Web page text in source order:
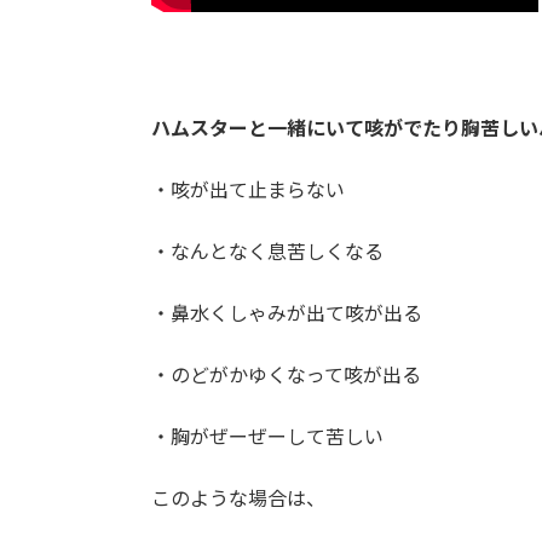
ハムスターと一緒にいて咳がでたり胸苦し
・咳が出て止まらない
・なんとなく息苦しくなる
・鼻水くしゃみが出て咳が出る
・のどがかゆくなって咳が出る
・胸がぜーぜーして苦しい
このような場合は、